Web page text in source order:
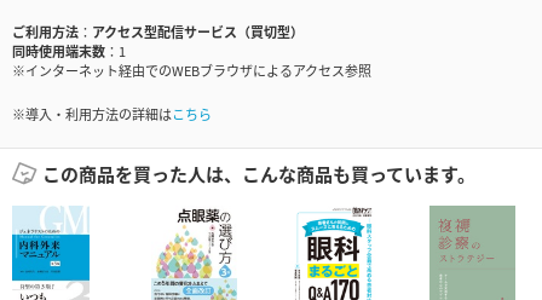
ご利用方法
アクセス型配信サービス（買切型）
同時使用端末数
1
※インターネット経由でのWEBブラウザによるアクセス参照
※導入・利用方法の詳細はこちら
この商品を買った人は、こんな商品も買っています。